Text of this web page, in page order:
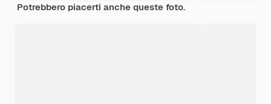
Potrebbero piacerti anche queste foto.